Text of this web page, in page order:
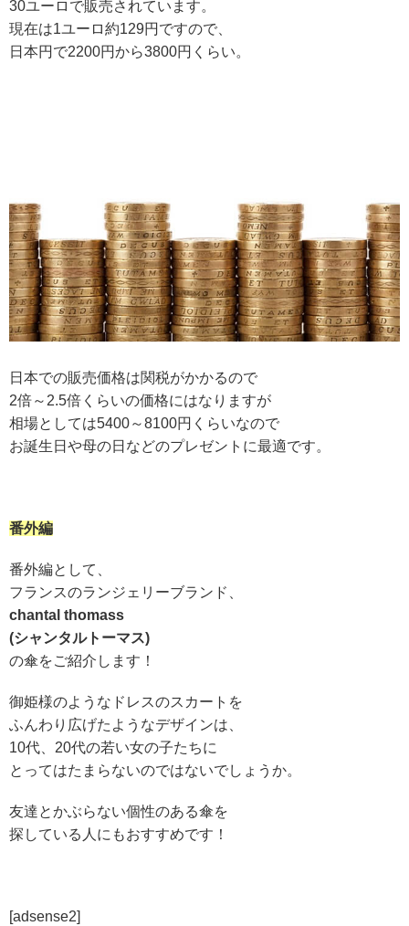
30ユーロで販売されています。
現在は1ユーロ約129円ですので、
日本円で2200円から3800円くらい。
日本での販売価格は関税がかかるので
2倍～2.5倍くらいの価格にはなりますが
相場としては5400～8100円くらいなので
お誕生日や母の日などのプレゼントに最適です。
番外編
番外編として、
フランスのランジェリーブランド、
chantal thomass
(シャンタルトーマス)
の傘をご紹介します！
御姫様のようなドレスのスカートを
ふんわり広げたようなデザインは、
10代、20代の若い女の子たちに
とってはたまらないのではないでしょうか。
友達とかぶらない個性のある傘を
探している人にもおすすめです！
[adsense2]